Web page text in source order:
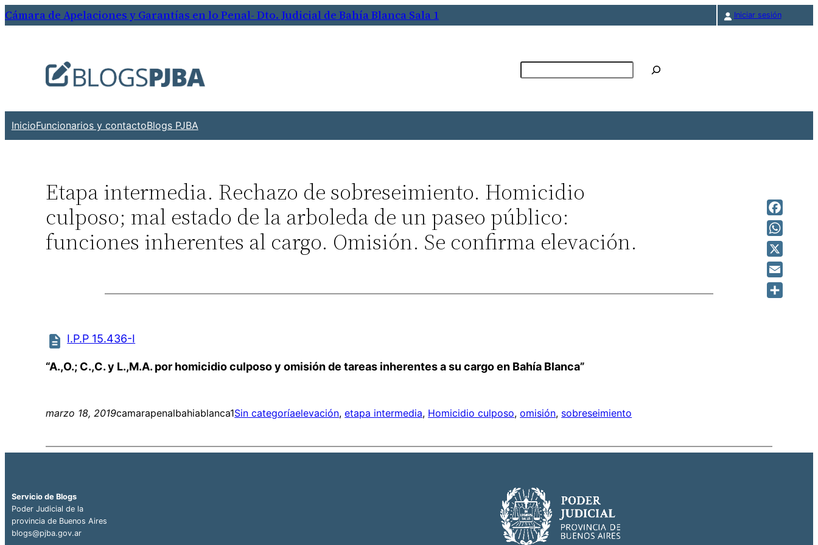
Saltar
al
Cámara de Apelaciones y Garantías en lo Penal- Dto. Judicial de Bahía Blanca Sala 1 Iniciar sesión
InicioFuncionarios y contactoBlogs PJBA
Etapa intermedia. Rechazo de sobreseimiento. Homicidio
culposo; mal estado de la arboleda de un paseo público:
funciones inherentes al cargo. Omisión. Se confirma elevación.
I.P.P 15.436-I
“A.,O.; C.,C. y L.,M.A. por homicidio culposo y omisión de tareas inherentes a su cargo en Bahía Blanca”
marzo 18, 2019camarapenalbahiablanca1Sin categoríaelevación, etapa intermedia, Homicidio culposo, omisión, sobreseimiento
Servicio de Blogs
Poder Judicial de la
provincia de Buenos Aires
blogs@pjba.gov.ar
Facebook
X
Email